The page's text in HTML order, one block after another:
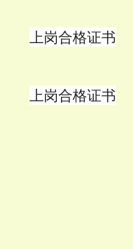
上岗合格证书
上岗合格证书